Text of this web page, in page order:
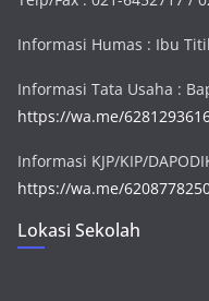
Informasi Humas : Ibu
Informasi Tata Usaha :
https://wa.me/
Informasi KJP/KIP/
https://wa.me/
Lokasi Sekolah